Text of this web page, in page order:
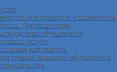
обеспечение и оснащенность
Досупная среда
поддержки обучающихся
услуги
деятельность
приема (перевода) обучающихся